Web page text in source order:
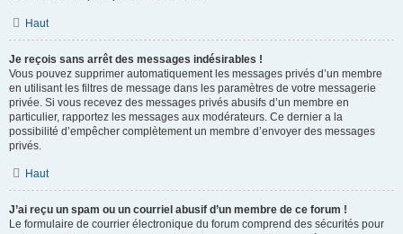
Haut
Je reçois sans arrêt des messages indésirables !
Vous pouvez supprimer automatiquement les messages privés d’un membre
en utilisant les filtres de message dans les paramètres de votre messagerie
privée. Si vous recevez des messages privés abusifs d’un membre en
particulier, rapportez les messages aux modérateurs. Ce dernier a la
possibilité d’empêcher complètement un membre d’envoyer des messages
privés.
Haut
J’ai reçu un spam ou un courriel abusif d’un membre de ce forum !
Le formulaire de courrier électronique du forum comprend des sécurités pour